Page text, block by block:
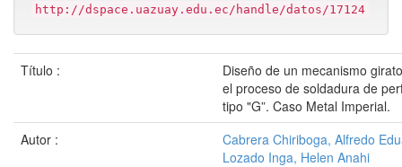
http://dspace.uazuay.edu.ec/handle/datos/17124
Título :
Diseño de un mecanismo
el proceso de soldadura de
tipo "G”. Caso Metal Imperial.
Autor :
Cabrera Chiriboga, Alfredo
Lozado Inga, Helen Anahi